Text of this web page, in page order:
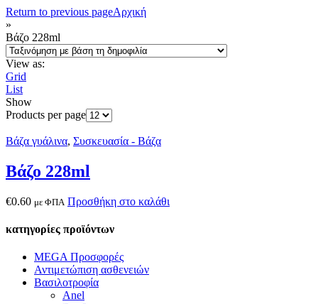
Return to previous pageΑρχική
»
Βάζο 228ml
View as:
Grid
List
Show
Products per page
Βάζα γυάλινα, Συσκευασία - Βάζα
Βάζο 228ml
€0.60 με ΦΠΑ Προσθήκη στο καλάθι
κατηγορίες προϊόντων
MEGA Προσφορές
Αντιμετώπιση ασθενειών
Βασιλοτροφία
Anel